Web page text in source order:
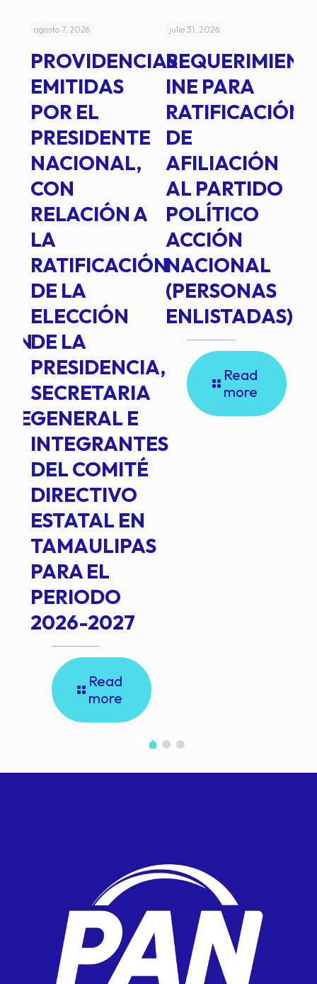
agosto 7, 2026
PROVIDENCIAS
EMITIDAS
POR EL
PRESIDENTE
NACIONAL,
CON
RELACIÓN A
LA
RATIFICACIÓN
DE LA
ELECCIÓN
DE LA
PRESIDENCIA,
SECRETARIA
GENERAL E
INTEGRANTES
DEL COMITÉ
DIRECTIVO
ESTATAL EN
TAMAULIPAS
PARA EL
PERIODO
2026-2027
Read
more
julio 31, 2026
INE PARA
RATIFICACIÓN
DE
AFILIACIÓN
AL PARTIDO
POLÍTICO
ACCIÓN
NACIONAL
(PERSONAS
ENLISTADAS)
Read
more